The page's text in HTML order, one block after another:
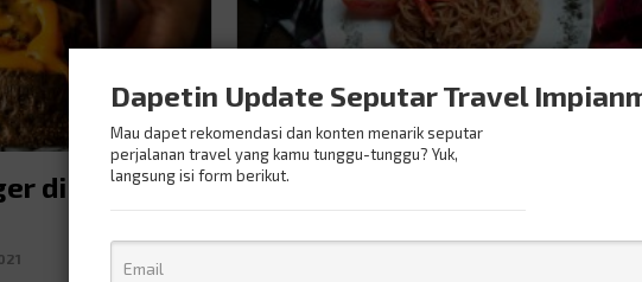
di Jakarta
Rasa Mi Instan yang Unik,
Dapetin Update Seputar Travel
Mau dapet rekomendasi dan konten menarik seputar
perjalanan travel yang kamu tunggu-tunggu? Yuk,
langsung isi form berikut.